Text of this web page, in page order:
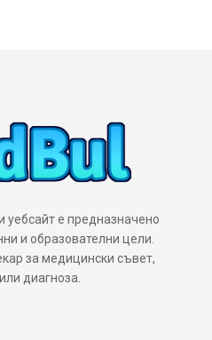
е предназначено
и образователни цели.
за медицински съвет,
диагноза.